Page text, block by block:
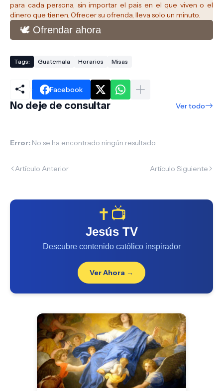
para cada persona, sin importar el pais en el que viven o el
dinero que tienen. Ofrecer su ofrenda, lleva solo un minuto.
🕊️ Ofrendar ahora
Tags: Guatemala Horarios Misas
Facebook
No deje de consultar Ver todo
Error: No se ha encontrado ningún resultado
Artículo Anterior Artículo Siguiente
✝️📺
Jesús TV
Descubre contenido católico inspirador
Ver Ahora →